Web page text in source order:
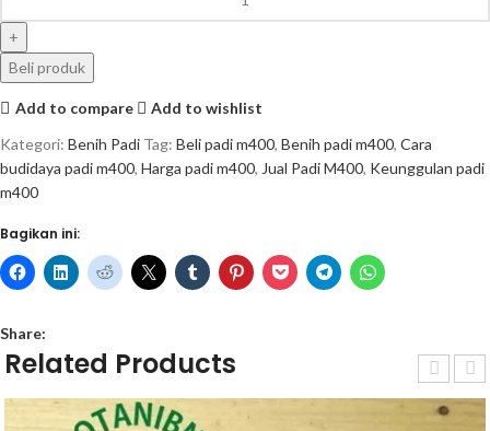
Beli produk
Add to compare
Add to wishlist
Kategori: Benih Padi Tag: Beli padi m400, Benih padi m400, Cara
budidaya padi m400, Harga padi m400, Jual Padi M400, Keunggulan padi
m400
Bagikan ini:
Share:
Related Products